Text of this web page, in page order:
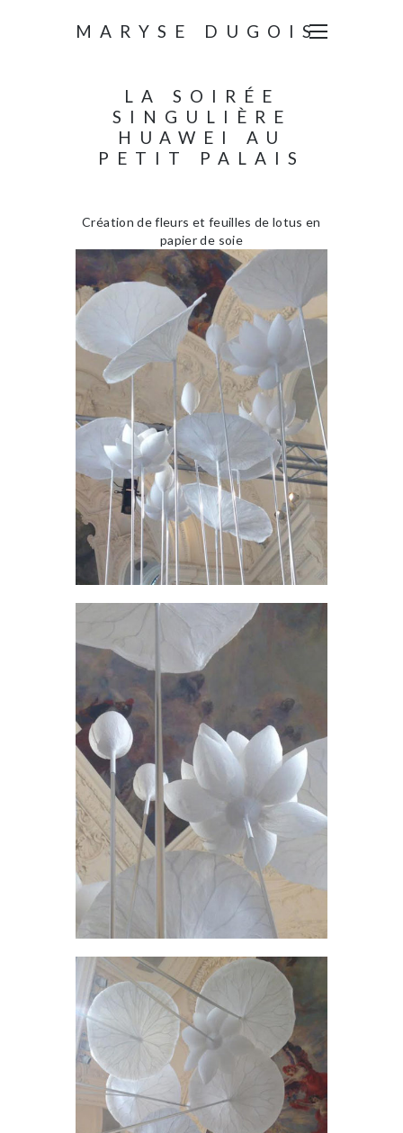
MARYSE DUGOIS
LA SOIRÉE
SINGULIÈRE
HUAWEI AU
PETIT PALAIS
Création de fleurs et feuilles de lotus en
papier de soie